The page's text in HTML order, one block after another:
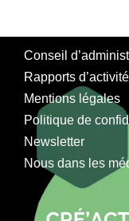
Conseil
Rapports d’activité
Mentions légales
Politique de
Newsletter
Nous dans les